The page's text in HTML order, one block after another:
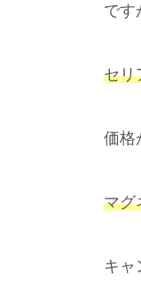
です
セリ
価格
マグ
キャ